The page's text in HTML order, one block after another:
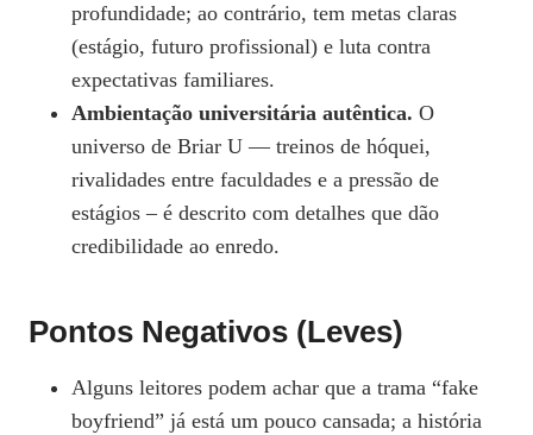
profundidade; ao contrário, tem metas claras
(estágio, futuro profissional) e luta contra
expectativas familiares.
Ambientação universitária autêntica. O
universo de Briar U — treinos de hóquei,
rivalidades entre faculdades e a pressão de
estágios – é descrito com detalhes que dão
credibilidade ao enredo.
Pontos Negativos (leves)
Alguns leitores podem achar que a trama “fake
boyfriend” já está um pouco cansada; a história